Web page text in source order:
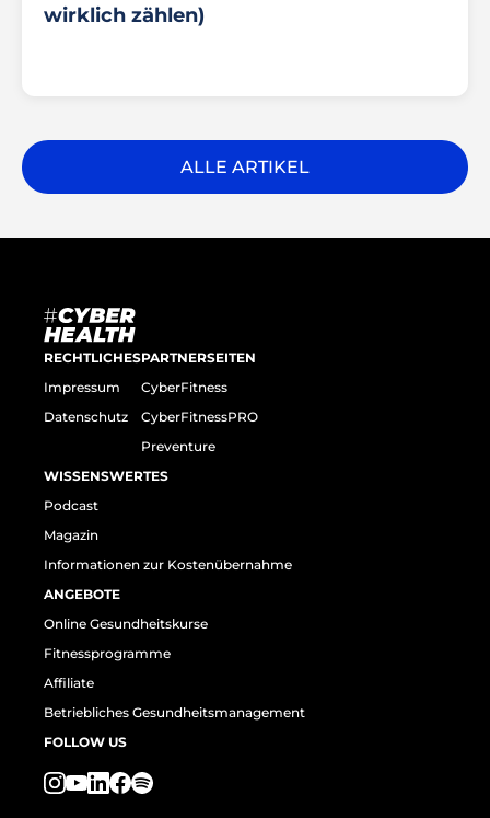
wirklich zählen)
ALLE ARTIKEL
RECHTLICHES
Impressum
Datenschutz
PARTNERSEITEN
CyberFitness
CyberFitnessPRO
Preventure
WISSENSWERTES
Podcast
Magazin
Informationen zur Kostenübernahme
ANGEBOTE
Online Gesundheitskurse
Fitnessprogramme
Affiliate
Betriebliches Gesundheitsmanagement
FOLLOW US